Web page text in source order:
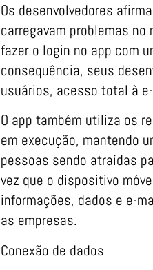
Os desenvolvedores
carregavam problemas
fazer o login no app com
consequência, seus
usuários, acesso total à
O app também utiliza os
em execução, mantendo
pessoas sendo atraídas
vez que o dispositivo
informações, dados e e-
as empresas.
Conexão de dados